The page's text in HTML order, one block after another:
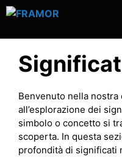
Vai
contenuto
Benvenuto nella nostra
all’esplorazione dei
simbolo o concetto si
scoperta. In questa
profondità di significati